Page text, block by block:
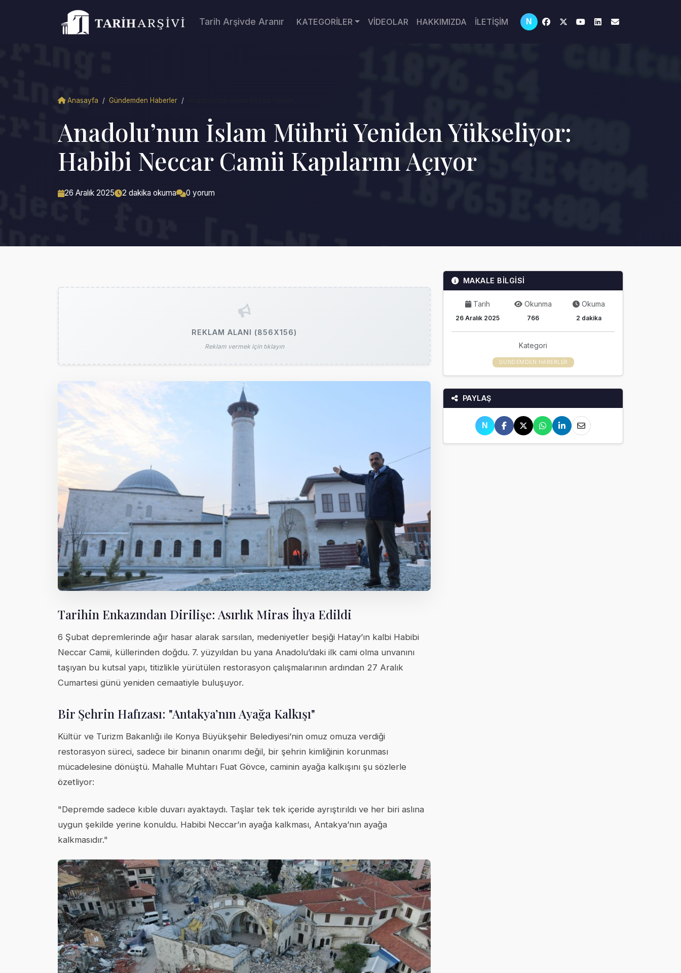
Tarih Arşivde Aranır KATEGORİLER VİDEOLAR HAKKIMIZDA İLETİŞİM N
Anasayfa / Gündemden Haberler /
Anadolu’nun İslam Mührü Yeniden Yükseliyor:
Habibi Neccar Camii Kapılarını Açıyor
26 Aralık 2025 2 dakika okuma 0 yorum
REKLAM ALANI (856X156)
Reklam vermek için tıklayın
Tarihin Enkazından Dirilişe: Asırlık Miras İhya Edildi
6 Şubat depremlerinde ağır hasar alarak sarsılan, medeniyetler beşiği Hatay’ın kalbi Habibi
Neccar Camii, küllerinden doğdu. 7. yüzyıldan bu yana Anadolu’daki ilk cami olma unvanını
taşıyan bu kutsal yapı, titizlikle yürütülen restorasyon çalışmalarının ardından 27 Aralık
Cumartesi günü yeniden cemaatiyle buluşuyor.
Bir Şehrin Hafızası: "Antakya’nın Ayağa Kalkışı"
Kültür ve Turizm Bakanlığı ile Konya Büyükşehir Belediyesi’nin omuz omuza verdiği
restorasyon süreci, sadece bir binanın onarımı değil, bir şehrin kimliğinin korunması
mücadelesine dönüştü. Mahalle Muhtarı Fuat Gövce, caminin ayağa kalkışını şu sözlerle
özetliyor:
"Depremde sadece kıble duvarı ayaktaydı. Taşlar tek tek içeride ayrıştırıldı ve her biri aslına
uygun şekilde yerine konuldu. Habibi Neccar’ın ayağa kalkması, Antakya’nın ayağa
kalkmasıdır."
MAKALE BİLGİSİ
Tarih
26 Aralık 2025
Okunma
766
Okuma
2 dakika
Kategori
GÜNDEMDEN HABERLER
PAYLAŞ
N